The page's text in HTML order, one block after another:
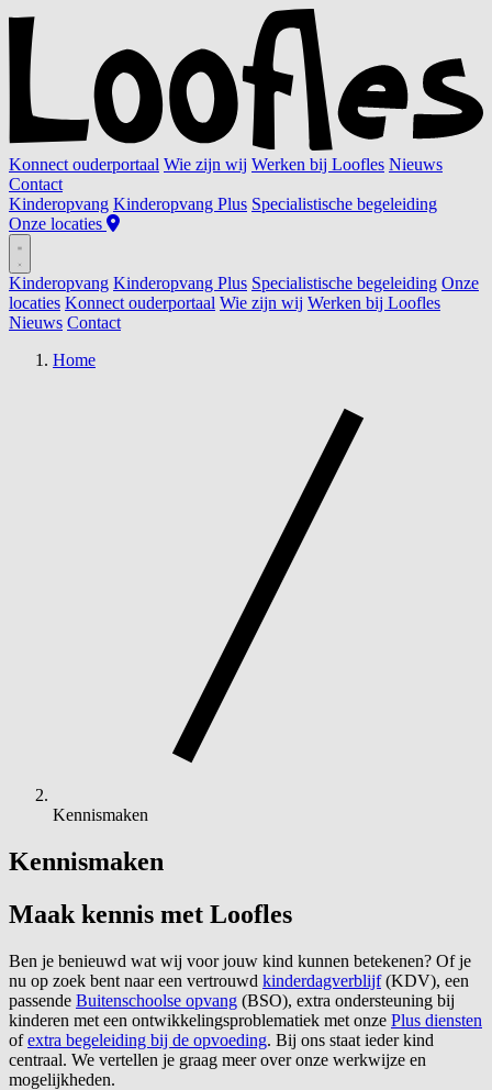
Konnect ouderportaal Wie zijn wij Werken bij Loofles Nieuws
Contact
Kinderopvang Kinderopvang Plus Specialistische begeleiding
Onze locaties
Kinderopvang Kinderopvang Plus Specialistische begeleiding Onze
locaties Konnect ouderportaal Wie zijn wij Werken bij Loofles
Nieuws Contact
Home
Kennismaken
Kennismaken
Maak kennis met Loofles
Ben je benieuwd wat wij voor jouw kind kunnen betekenen? Of je
nu op zoek bent naar een vertrouwd kinderdagverblijf(KDV), een
passende Buitenschoolse opvang (BSO), extra ondersteuning bij
kinderen met een ontwikkelingsproblematiek met onze Plus diensten
ofextra begeleiding bij de opvoeding. Bij ons staat ieder kind
centraal. We vertellen je graag meer over onze werkwijze en
mogelijkheden.